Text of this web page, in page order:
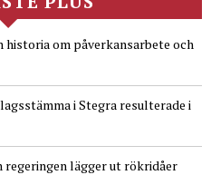
historia om påverkansarbete och
i Stegra resulterade i
regeringen lägger ut rökridåer